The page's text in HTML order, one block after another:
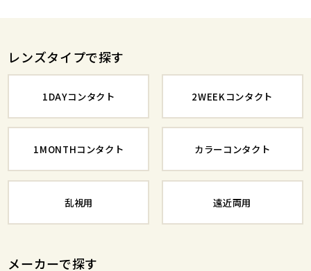
レンズタイプで探す
1DAYコンタクト 2WEEKコンタクト
1MONTHコンタクト カラーコンタクト
乱視用 遠近両用
メーカーで探す